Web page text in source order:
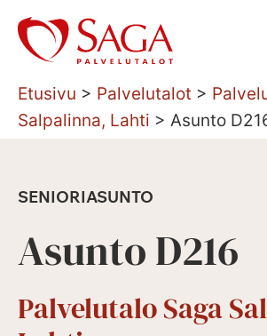
Siirry
sisältöön
Etusivu > Palvelutalot >
Salpalinna, Lahti > Asunto
SENIORIASUNTO
Asunto D216
Palvelutalo Saga